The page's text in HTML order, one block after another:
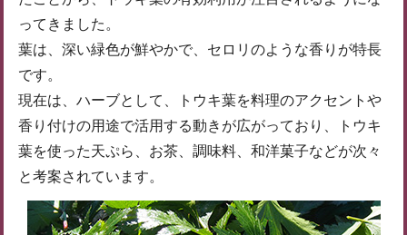
ってきました。
葉は、深い緑色が鮮やかで、セロリのような香りが特長
です。
現在は、ハーブとして、トウキ葉を料理のアクセントや
香り付けの用途で活用する動きが広がっており、トウキ
葉を使った天ぷら、お茶、調味料、和洋菓子などが次々
と考案されています。